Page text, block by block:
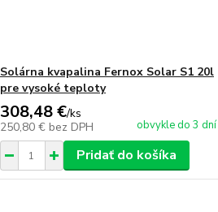
Solárna kvapalina Fernox Solar S1 20l
pre vysoké teploty
308,48 €/ks
250,80 € bez DPH obvykle do 3 dní
Pridať do košíka